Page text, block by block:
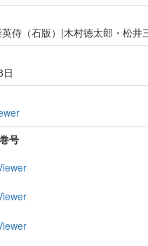
侍（石版）|木村徳太郎・松井
号